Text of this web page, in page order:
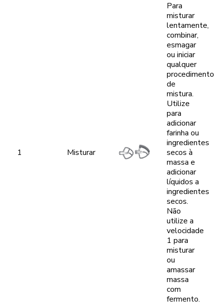
1 Misturar
Para
misturar
lentamente,
combinar,
esmagar
ou iniciar
qualquer
procedimento
de
mistura.
Utilize
para
adicionar
farinha ou
ingredientes
secos à
massa e
adicionar
líquidos a
ingredientes
secos.
Não
utilize a
velocidade
1 para
misturar
ou
amassar
massa
com
fermento.